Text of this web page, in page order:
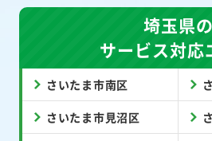
埼玉県の
サービス対応
さいたま市南区
さいたま市見沼区